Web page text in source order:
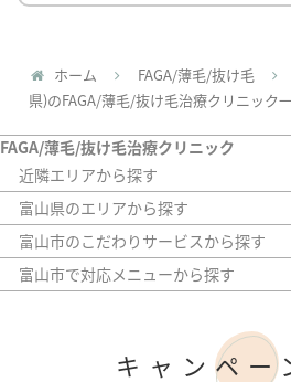
ホーム FAGA/薄毛/抜け毛
県)のFAGA/薄毛/抜け毛治療クリニック
FAGA/薄毛/抜け毛治療クリニック
近隣エリアから探す
新潟県
石川県
福井県
山梨県
長野県
富山県のエリアから探す
富山市
富山市のこだわりサービスから探す
駅から徒歩5分以内
20時以降OK
女性スタッフのみ
富山市で対応メニューから探す
キャンペー